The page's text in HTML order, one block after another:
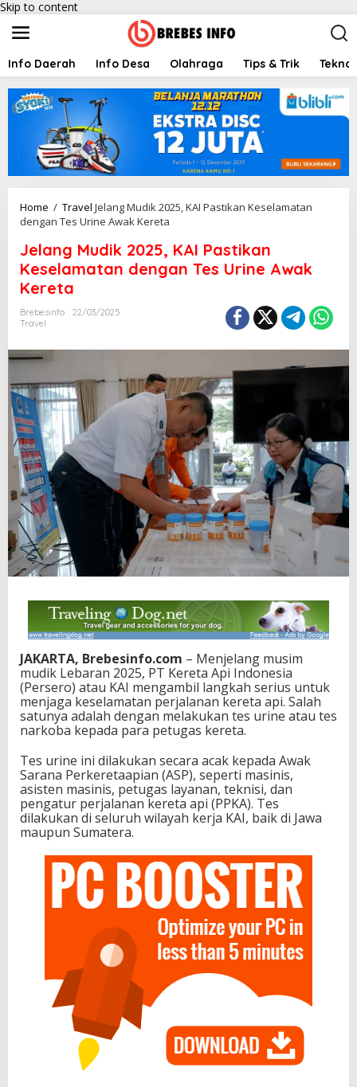
Skip to content
Info Daerah Info Desa Olahraga Tips & Trik
Home / Travel Jelang Mudik 2025, KAI Pastikan Keselamatan
dengan Tes Urine Awak Kereta
Jelang Mudik 2025, KAI Pastikan
Keselamatan dengan Tes Urine Awak
Kereta
Brebesinfo
22/03/2025
Travel
JAKARTA, Brebesinfo.com – Menjelang musim
mudik Lebaran 2025, PT Kereta Api Indonesia
(Persero) atau KAI mengambil langkah serius untuk
menjaga keselamatan perjalanan kereta api. Salah
satunya adalah dengan melakukan tes urine atau tes
narkoba kepada para petugas kereta.
Tes urine ini dilakukan secara acak kepada Awak
Sarana Perkeretaapian (ASP), seperti masinis,
asisten masinis, petugas layanan, teknisi, dan
pengatur perjalanan kereta api (PPKA). Tes
dilakukan di seluruh wilayah kerja KAI, baik di Jawa
maupun Sumatera.